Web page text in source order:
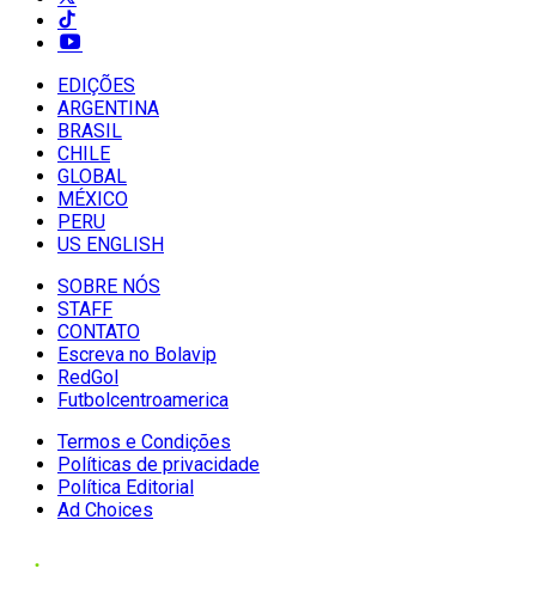
EDIÇÕES
ARGENTINA
BRASIL
CHILE
GLOBAL
MÉXICO
PERU
US ENGLISH
SOBRE NÓS
STAFF
CONTATO
Escreva no Bolavip
RedGol
Futbolcentroamerica
Termos e Condições
Políticas de privacidade
Política Editorial
Ad Choices